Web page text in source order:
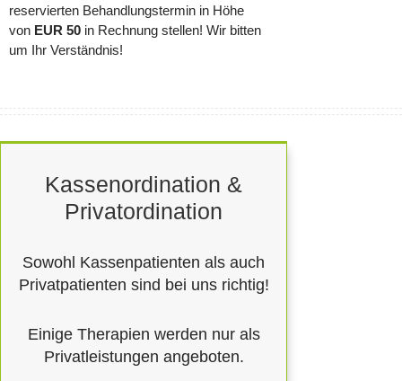
reservierten Behandlungstermin in Höhe
von EUR 50 in Rechnung stellen! Wir bitten
um Ihr Verständnis!
Kassenordination &
Privatordination
Sowohl Kassenpatienten als auch
Privatpatienten sind bei uns richtig!
Einige Therapien werden nur als
Privatleistungen angeboten.